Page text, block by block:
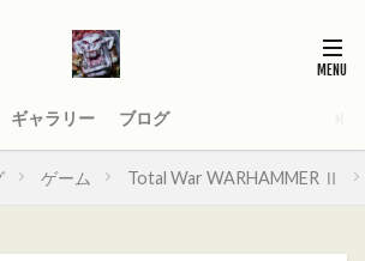
ギャラリー ブログ
ゲーム Total War WARHAMMER Ⅱ
AGE_OF_SIGMAR
Ⅱ
40
Warhammer 40000